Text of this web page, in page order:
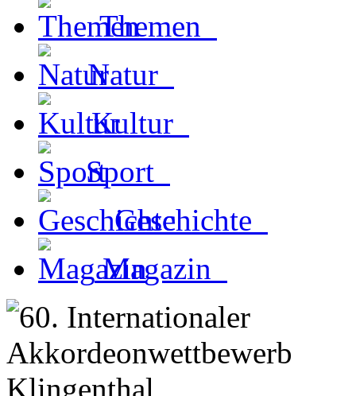
Themen
Natur
Kultur
Sport
Geschichte
Magazin